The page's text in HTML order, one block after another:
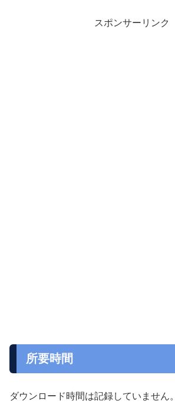
スポンサーリンク
所要時間
ダウンロード時間は記録していません。